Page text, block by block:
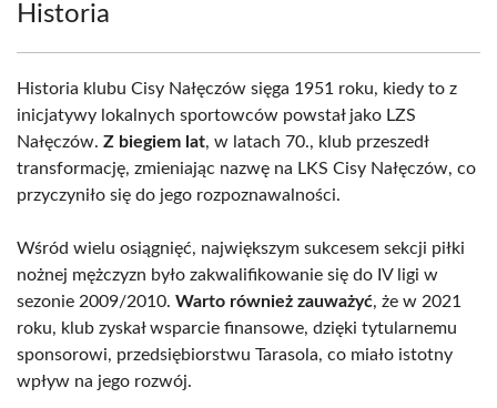
Historia
Historia klubu Cisy Nałęczów sięga 1951 roku, kiedy to z
inicjatywy lokalnych sportowców powstał jako LZS
Nałęczów. Z biegiem lat, w latach 70., klub przeszedł
transformację, zmieniając nazwę na LKS Cisy Nałęczów, co
przyczyniło się do jego rozpoznawalności.
Wśród wielu osiągnięć, największym sukcesem sekcji piłki
nożnej mężczyzn było zakwalifikowanie się do IV ligi w
sezonie 2009/2010. Warto również zauważyć, że w 2021
roku, klub zyskał wsparcie finansowe, dzięki tytularnemu
sponsorowi, przedsiębiorstwu Tarasola, co miało istotny
wpływ na jego rozwój.